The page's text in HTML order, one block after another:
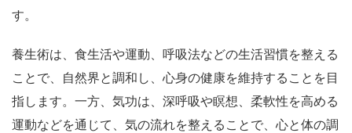
す。
養生術は、食生活や運動、呼吸法などの生活習慣を整える
ことで、自然界と調和し、心身の健康を維持することを目
指します。一方、気功は、深呼吸や瞑想、柔軟性を高める
運動などを通じて、気の流れを整えることで、心と体の調